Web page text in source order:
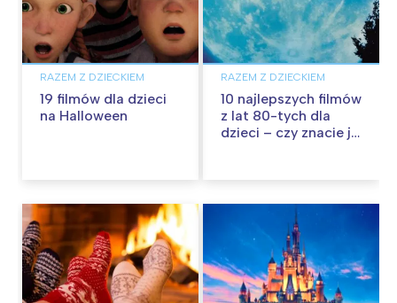
RAZEM Z DZIECKIEM
19 filmów dla dzieci
na Halloween
RAZEM Z DZIECKIEM
10 najlepszych filmów
z lat 80-tych dla
dzieci – czy znacie je